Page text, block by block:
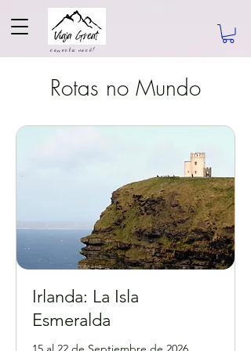
conecta você!
Rotas no Mundo
Irlanda: La Isla
Esmeralda